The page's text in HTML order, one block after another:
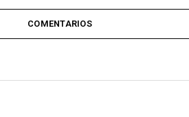
COMENTARIOS